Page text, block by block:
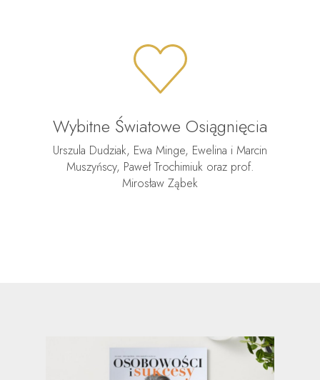
Wybitne Światowe Osiągnięcia
Urszula Dudziak, Ewa Minge, Ewelina i Marcin
Muszyńscy, Paweł Trochimiuk oraz prof.
Mirosław Ząbek